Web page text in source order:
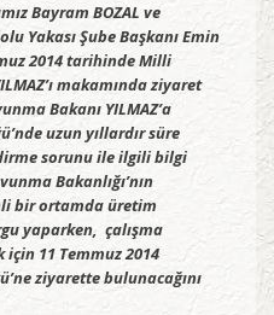
Bayram BOZAL ve
Yakası Şube Başkanı Emin
2014 tarihinde Milli
makamında ziyaret
Bakanı YILMAZ’a
uzun yıllardır süre
sorunu ile ilgili bilgi
Bakanlığı’nın
bir ortamda üretim
yaparken, çalışma
11 Temmuz 2014
ziyarette bulunacağını